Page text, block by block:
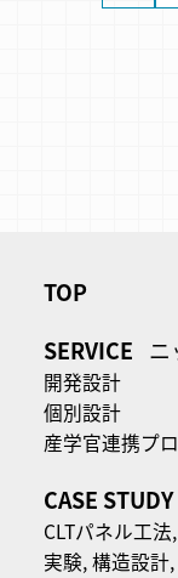
TOP
SERVICE ニ
開発設計
個別設計
産学官連携プ
CASE STUDY
CLTパネル⼯法,
実験,構造設計,